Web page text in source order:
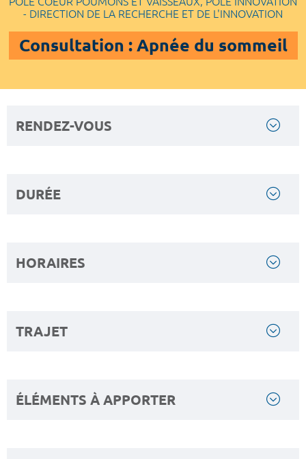
- DIRECTION DE LA RECHERCHE ET DE L'INNOVATION
Consultation : Apnée du sommeil
RENDEZ-VOUS
DURÉE
HORAIRES
TRAJET
ÉLÉMENTS À APPORTER